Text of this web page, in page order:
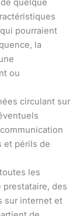
quelque
pourraient
la
ou
circulant sur
et périls de
les
prestataire, des
sur internet et